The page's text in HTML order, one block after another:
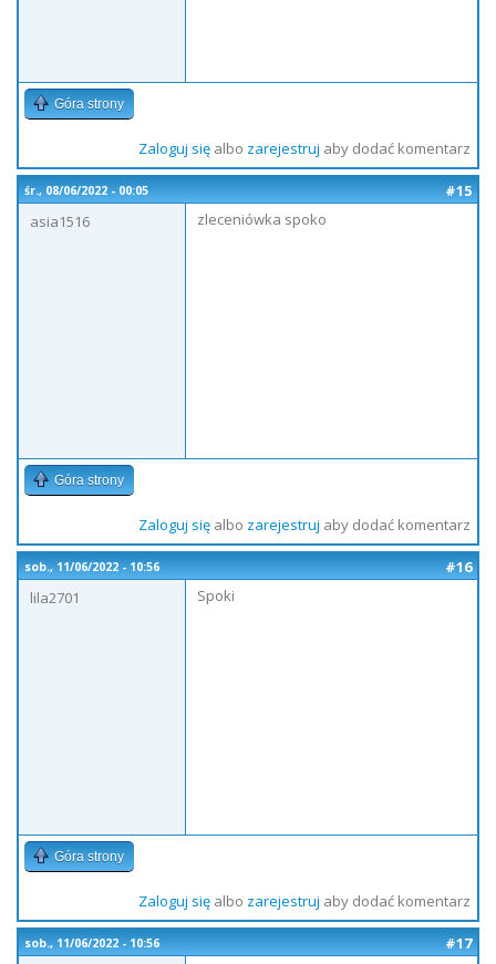
Góra strony
Zaloguj sięalbo zarejestruj aby dodać komentarz
śr., 08/06/2022 - 00:05
#15
asia1516
zleceniówka spoko
Góra strony
Zaloguj sięalbo zarejestruj aby dodać komentarz
sob., 11/06/2022 - 10:56
#16
lila2701
Spoki
Góra strony
Zaloguj sięalbo zarejestruj aby dodać komentarz
sob., 11/06/2022 - 10:56
#17